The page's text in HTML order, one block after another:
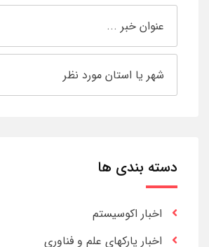
دسته بندی ها
اخبار اکوسیستم
اخبار پارکهای علم و فناوری